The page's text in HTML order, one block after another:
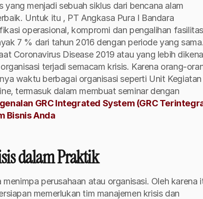
menjadi sebuah siklus dari bencana alam
Untuk itu , PT Angkasa Pura I Bandara
operasional, kompromi dan pengalihan
7 % dari tahun 2016 dengan periode yang sama.
Coronavirus Disease 2019 atau yang lebih
terjadi semacam krisis. Karena orang-
waktu berbagai organisasi seperti Unit Kegiatan
termasuk dalam membuat seminar dengan
GRC Integrated System (GRC
Bisnis Anda
dalam Praktik
perusahaan atau organisasi. Oleh karena
memerlukan tim manajemen krisis dan